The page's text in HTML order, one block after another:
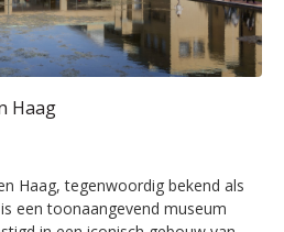
Haag
Haag, tegenwoordig bekend als
een toonaangevend museum